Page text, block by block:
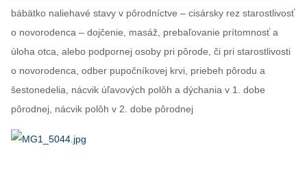
bábätko naliehavé stavy v pôrodníctve – cisársky rez starostlivosť
o novorodenca – dojčenie, masáž, prebaľovanie prítomnosť a
úloha otca, alebo podpornej osoby pri pôrode, či pri starostlivosti
o novorodenca, odber pupočníkovej krvi, priebeh pôrodu a
šestonedelia, nácvik úľavových polôh a dýchania v 1. dobe
pôrodnej, nácvik polôh v 2. dobe pôrodnej